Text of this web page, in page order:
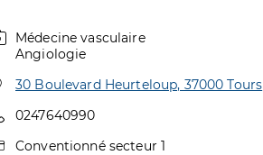
Spécialités
Médecine vasculaire
Angiologie
Adresse
30 Boulevard Heurteloup, 37000 Tours
Téléphone
0247640990
Type de convention
Conventionné secteur 1